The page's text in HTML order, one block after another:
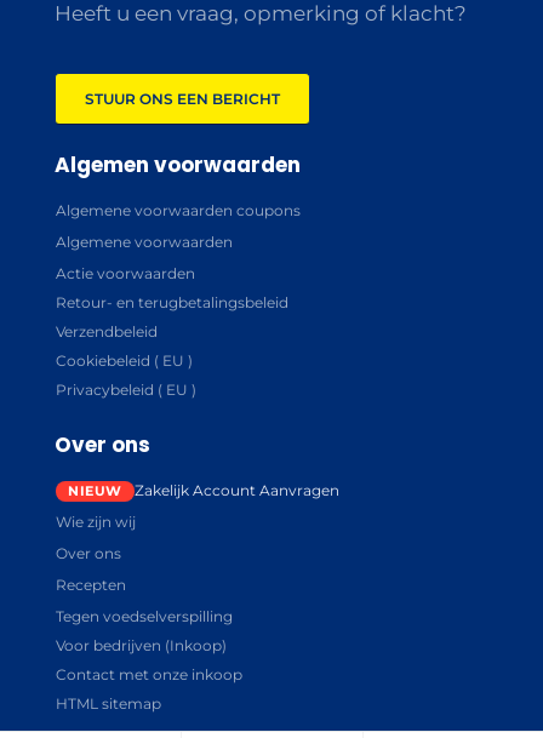
Heeft u een vraag, opmerking of klacht?
STUUR ONS EEN BERICHT
Algemen voorwaarden
Algemene voorwaarden coupons
Algemene voorwaarden
Actie voorwaarden
Retour- en terugbetalingsbeleid
Verzendbeleid
Cookiebeleid ( EU )
Privacybeleid ( EU )
Over ons
Zakelijk Account Aanvragen
Wie zijn wij
Over ons
Recepten
Tegen voedselverspilling
Voor bedrijven (Inkoop)
Contact met onze inkoop
HTML sitemap